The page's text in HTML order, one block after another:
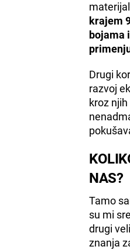
krajem
bojama
Drugi
razvoj
kroz
NAS?
Tamo
su mi
drugi
znanja